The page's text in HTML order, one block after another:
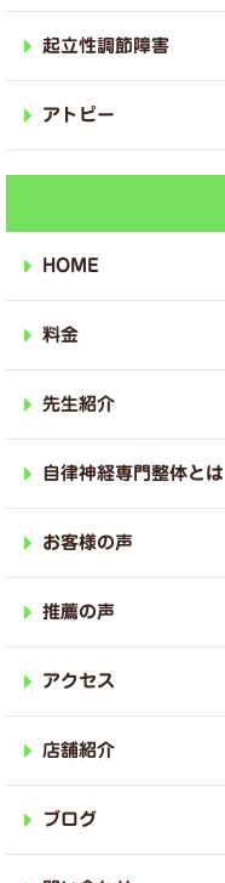
起立性調節障害
アトピー
HOME
料金
先生紹介
自律神経専門整体とは
お客様の声
推薦の声
アクセス
店舗紹介
ブログ